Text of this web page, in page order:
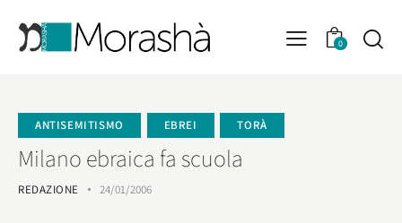
0
ANTISEMITISMO EBREI TORÀ
Milano ebraica fa scuola
REDAZIONE 24/01/2006